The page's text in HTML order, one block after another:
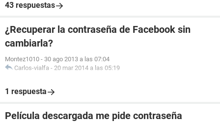
43 respuestas
¿Recuperar la contraseña de Facebook sin
cambiarla?
Montez1010 - 30 ago 2013 a las 07:04
Carlos-vialfa - 20 mar 2014 a las 05:19
1 respuesta
Película descargada me pide contraseña